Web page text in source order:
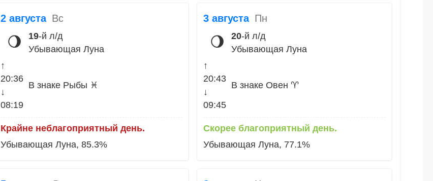
2 августа Вс
🌖 19-й л/д
Убывающая Луна
↑
20:36
↓
08:19
В знаке Рыбы ♓
Крайне неблагоприятный день.
Убывающая Луна, 85.3%
3 августа Пн
🌖 20-й л/д
Убывающая Луна
↑
20:43
↓
09:45
В знаке Овен ♈
Скорее благоприятный день.
Убывающая Луна, 77.1%